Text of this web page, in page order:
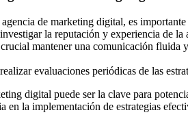
de marketing digital, es
la reputación y experiencia de la
mantener una comunicación fluida
evaluaciones periódicas de las
digital puede ser la clave para
en la implementación de estrategias